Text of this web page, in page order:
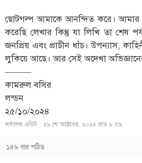
ছোটগল্প আমাকে আনন্দিত করে। আমার
করেছি লেখার কিন্তু যা লিখি তা শেষ
জনপ্রিয় এবং প্রাচীন ধাঁচ। উপন্যাস,
লুকিয়ে আছে। আর সেই অদেখা
———
কামরুল বসির
লন্ডন
২৫/১০/২০২৪
সর্বশেষ এডিট : ২৬ শে অক্টোবর, ২০২৪ রাত ৮:৫৯
১৪৬ বার পঠিত